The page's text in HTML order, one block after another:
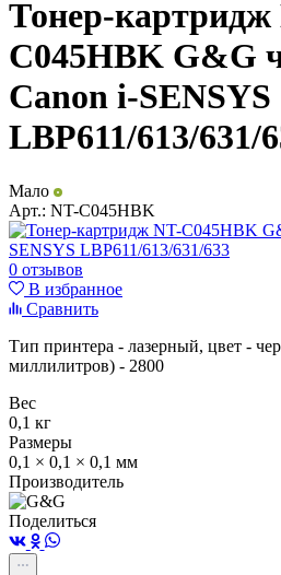
Тонер-картридж
C045HBK G&G
Canon i-SENSYS
LBP611/613/631/
Мало
Арт.: NT-C045HBK
0 отзывов
В избранное
Сравнить
Тип принтера - лазерный, цвет -
миллилитров) - 2800
Вес
0,1 кг
Размеры
0,1 × 0,1 × 0,1 мм
Производитель
Поделиться